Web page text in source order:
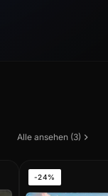
Alle ansehen (3)
-24%